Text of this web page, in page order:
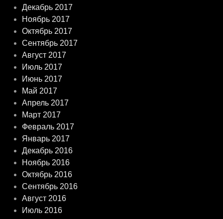
Декабрь 2017
Ноябрь 2017
Октябрь 2017
Сентябрь 2017
Август 2017
Июль 2017
Июнь 2017
Май 2017
Апрель 2017
Март 2017
Февраль 2017
Январь 2017
Декабрь 2016
Ноябрь 2016
Октябрь 2016
Сентябрь 2016
Август 2016
Июль 2016